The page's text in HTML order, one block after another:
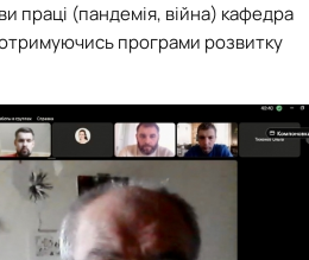
праці (пандемія, війна) кафедра
програми розвитку